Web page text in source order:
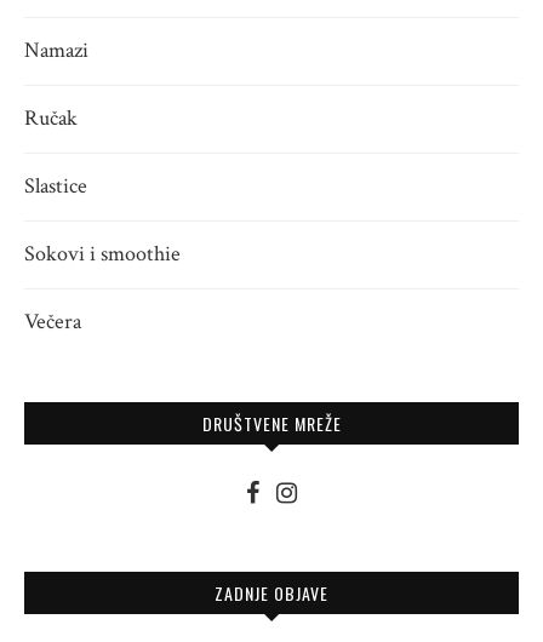
Namazi
Ručak
Slastice
Sokovi i smoothie
Večera
DRUŠTVENE MREŽE
ZADNJE OBJAVE